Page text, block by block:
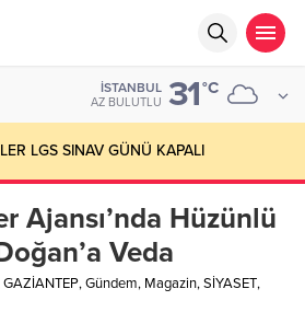
İSTANBUL
AZ BULUTLU 31°C
LGS SINAV GÜNÜ KAPALI
Ajansı’nda Hüzünlü
Veda
GAZİANTEP,Gündem, Magazin,SİYASET,